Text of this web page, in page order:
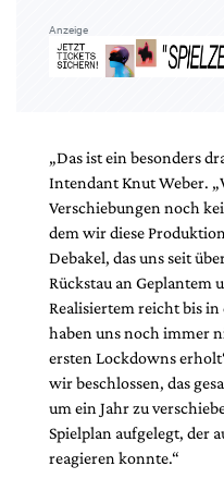
Anzeige
„Das ist ein besonders
Intendant Knut Weber.
Verschiebungen noch
dem wir diese
Debakel, das uns seit
Rückstau an Geplantem
Realisiertem reicht bis
haben uns noch immer
ersten Lockdowns
wir beschlossen, das
um ein Jahr zu
Spielplan aufgelegt, der
reagieren konnte.“